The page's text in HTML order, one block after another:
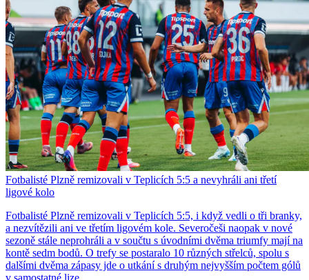
Fotbalisté Plzně remizovali v Teplicích 5:5 a nevyhráli ani třetí
ligové kolo
Fotbalisté Plzně remizovali v Teplicích 5:5, i když vedli o tři branky,
a nezvítězili ani ve třetím ligovém kole. Severočeši naopak v nové
sezoně stále neprohráli a v součtu s úvodními dvěma triumfy mají na
kontě sedm bodů. O trefy se postaralo 10 různých střelců, spolu s
dalšími dvěma zápasy jde o utkání s druhým nejvyšším počtem gólů
v samostatné lize.